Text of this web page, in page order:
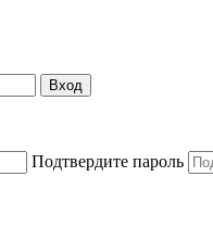
Вход
Подтвердите пароль